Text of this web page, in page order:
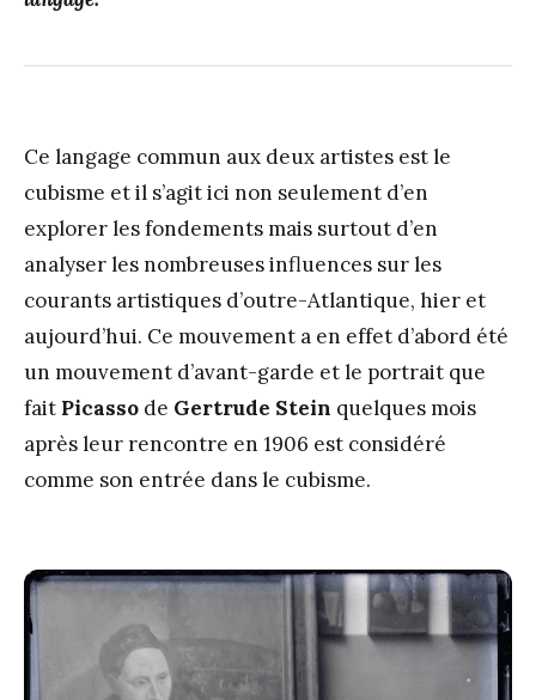
Ce langage commun aux deux artistes est le
cubisme et il s’agit ici non seulement d’en
explorer les fondements mais surtout d’en
analyser les nombreuses influences sur les
courants artistiques d’outre-Atlantique, hier et
aujourd’hui. Ce mouvement a en effet d’abord été
un mouvement d’avant-garde et le portrait que
fait Picasso de Gertrude Stein quelques mois
après leur rencontre en 1906 est considéré
comme son entrée dans le cubisme.